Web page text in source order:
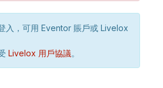
入，可用 Eventor 賬戶或 Livelox
Livelox 用戶協議。